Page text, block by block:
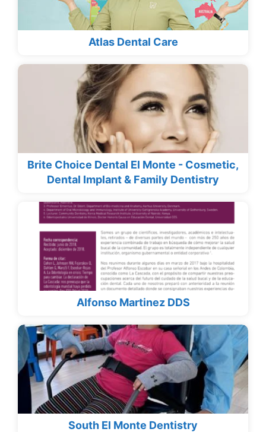
Atlas Dental Care
Brite Choice Dental El Monte - Cosmetic,
Dental Implant & Family Dentistry
Alfonso Martinez DDS
South El Monte Dentistry